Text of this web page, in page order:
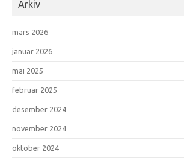
Arkiv
mars 2026
januar 2026
mai 2025
februar 2025
desember 2024
november 2024
oktober 2024